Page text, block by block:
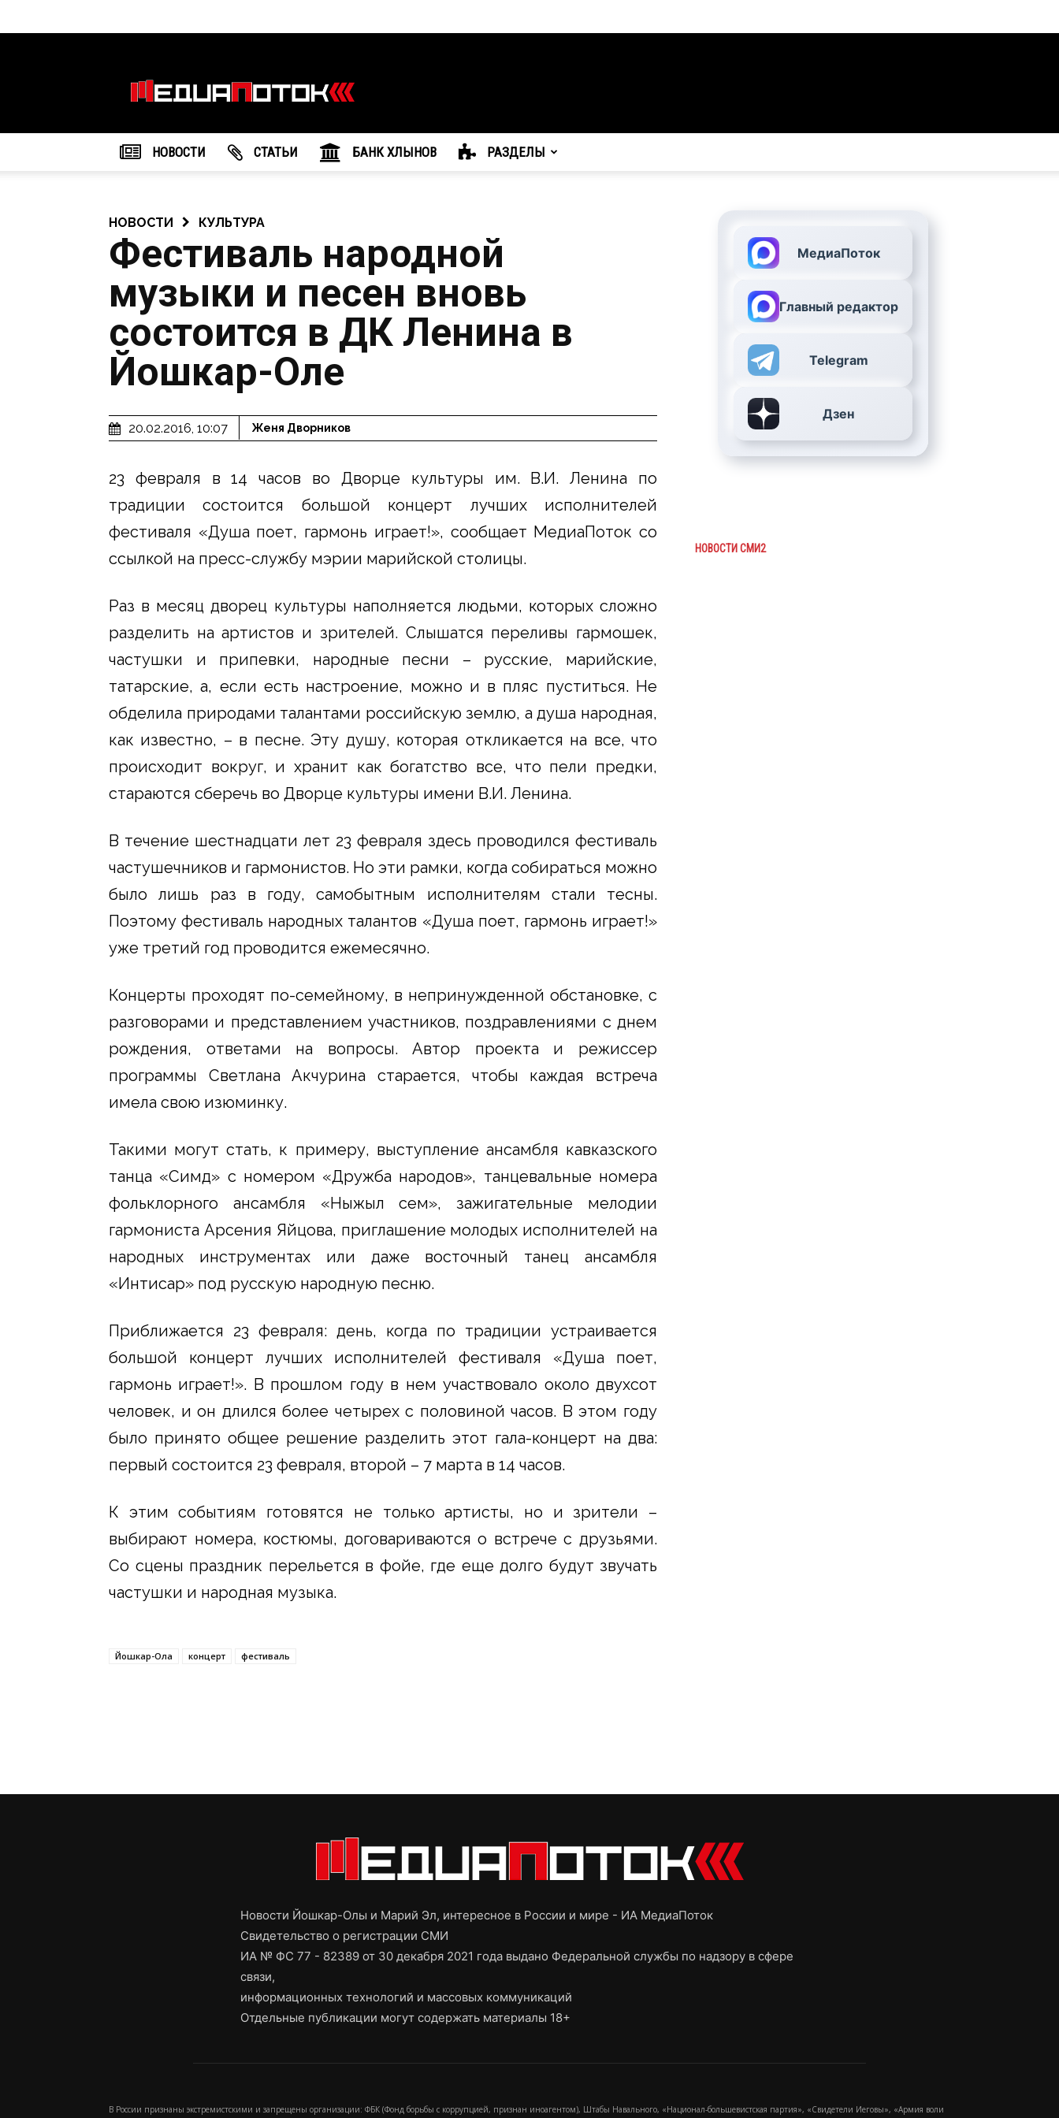
агентство
"МедиаПоток"
НОВОСТИ CТАТЬИ БАНК ХЛЫНОВ РАЗДЕЛЫ
НОВОСТИ КУЛЬТУРА
Фестиваль народной
музыки и песен вновь
состоится в ДК Ленина в
Йошкар-Оле
20.02.2016, 10:07 Женя Дворников
23 февраля в 14 часов во Дворце культуры им. В.И. Ленина по
традиции состоится большой концерт лучших исполнителей
фестиваля «Душа поет, гармонь играет!», сообщает МедиаПоток со
ссылкой на пресс-службу мэрии марийской столицы.
Раз в месяц дворец культуры наполняется людьми, которых сложно
разделить на артистов и зрителей. Слышатся переливы гармошек,
частушки и припевки, народные песни – русские, марийские,
татарские, а, если есть настроение, можно и в пляс пуститься. Не
обделила природами талантами российскую землю, а душа народная,
как известно, – в песне. Эту душу, которая откликается на все, что
происходит вокруг, и хранит как богатство все, что пели предки,
стараются сберечь во Дворце культуры имени В.И. Ленина.
В течение шестнадцати лет 23 февраля здесь проводился фестиваль
частушечников и гармонистов. Но эти рамки, когда собираться можно
было лишь раз в году, самобытным исполнителям стали тесны.
Поэтому фестиваль народных талантов «Душа поет, гармонь играет!»
уже третий год проводится ежемесячно.
Концерты проходят по-семейному, в непринужденной обстановке, с
разговорами и представлением участников, поздравлениями с днем
рождения, ответами на вопросы. Автор проекта и режиссер
программы Светлана Акчурина старается, чтобы каждая встреча
имела свою изюминку.
Такими могут стать, к примеру, выступление ансамбля кавказского
танца «Симд» с номером «Дружба народов», танцевальные номера
фольклорного ансамбля «Ныжыл сем», зажигательные мелодии
гармониста Арсения Яйцова, приглашение молодых исполнителей на
народных инструментах или даже восточный танец ансамбля
«Интисар» под русскую народную песню.
Приближается 23 февраля: день, когда по традиции устраивается
большой концерт лучших исполнителей фестиваля «Душа поет,
гармонь играет!». В прошлом году в нем участвовало около двухсот
человек, и он длился более четырех с половиной часов. В этом году
было принято общее решение разделить этот гала-концерт на два:
первый состоится 23 февраля, второй – 7 марта в 14 часов.
К этим событиям готовятся не только артисты, но и зрители –
выбирают номера, костюмы, договариваются о встрече с друзьями.
Со сцены праздник перельется в фойе, где еще долго будут звучать
частушки и народная музыка.
Йошкар-Ола концерт фестиваль
МедиаПоток
Главный редактор
Telegram
Дзен
НОВОСТИ СМИ2
Новости Йошкар-Олы и Марий Эл, интересное в России и мире - ИА МедиаПоток
Свидетельство о регистрации СМИ
ИА № ФС 77 - 82389 от 30 декабря 2021 года выдано Федеральной службы по надзору в сфере
связи,
информационных технологий и массовых коммуникаций
Отдельные публикации могут содержать материалы 18+
В России признаны экстремистскими и запрещены организации: ФБК (Фонд борьбы с коррупцией, признан иноагентом), Штабы Навального, «Национал-большевистская партия», «Свидетели Иеговы», «Армия воли